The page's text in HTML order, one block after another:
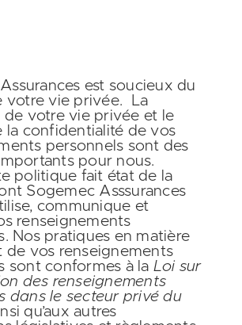
est soucieux du
votre vie privée. La
de votre vie privée et le
la confidentialité de vos
personnels sont des
pour nous.
politique fait état de la
Sogemec Asssurances
communique et
renseignements
Nos pratiques en matière
de vos renseignements
sont conformes à la Loi sur
des renseignements
dans le secteur privé du
qu’aux autres